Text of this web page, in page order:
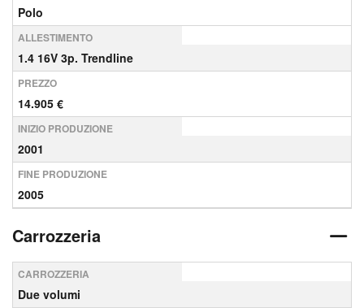
Polo
ALLESTIMENTO
1.4 16V 3p. Trendline
PREZZO
14.905 €
INIZIO PRODUZIONE
2001
FINE PRODUZIONE
2005
Carrozzeria
CARROZZERIA
Due volumi